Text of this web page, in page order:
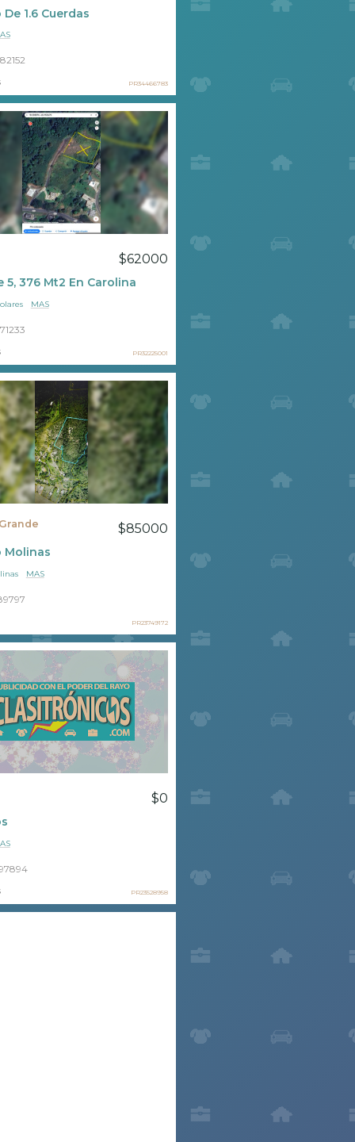
1.6 Cuerdas
PR34466783
$62000
5, 376 Mt2 En Carolina
MAS
PR32225001
$85000
Molinas
MAS
PR23749172
$0
PR23528958